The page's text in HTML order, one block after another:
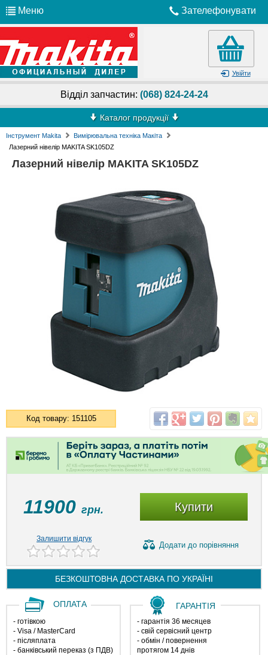
Меню Зателефонувати
Увійти
Відділ запчастин: (068) 824-24-24
Каталог продукції
Інструмент Makita
Вимірювальна техніка Макіта
Лазерний нівелір MAKITA SK105DZ
Лазерний нівелір MAKITA SK105DZ
Код товару: 151105
11900 грн. Купити
Залишити відгук
Додати до порівняння
БЕЗКОШТОВНА ДОСТАВКА ПО УКРАЇНІ
ОПЛАТА
- готівкою
- Visa / MasterCard
- післяплата
- банківський переказ (з ПДВ)
ГАРАНТІЯ
- гарантія 36 месяцев
- свій сервісний центр
- обмін / повернення
протягом 14 днів